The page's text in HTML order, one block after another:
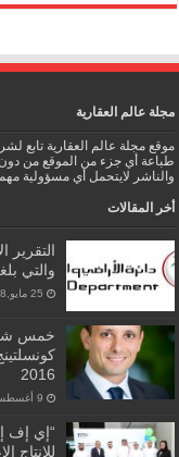
مجلة عالم العقارية
موقع مجلة عالم العقارية تابع
طباعة أي جزء من الموقع من دون
والناشر لايتحمل أي مسؤولية
أخر المقالات
التقرير
والتي بلغت 4.8
25 مايو,2018
خمس
2016
9 أغسطس,2016
“إي إف
للإنتاج